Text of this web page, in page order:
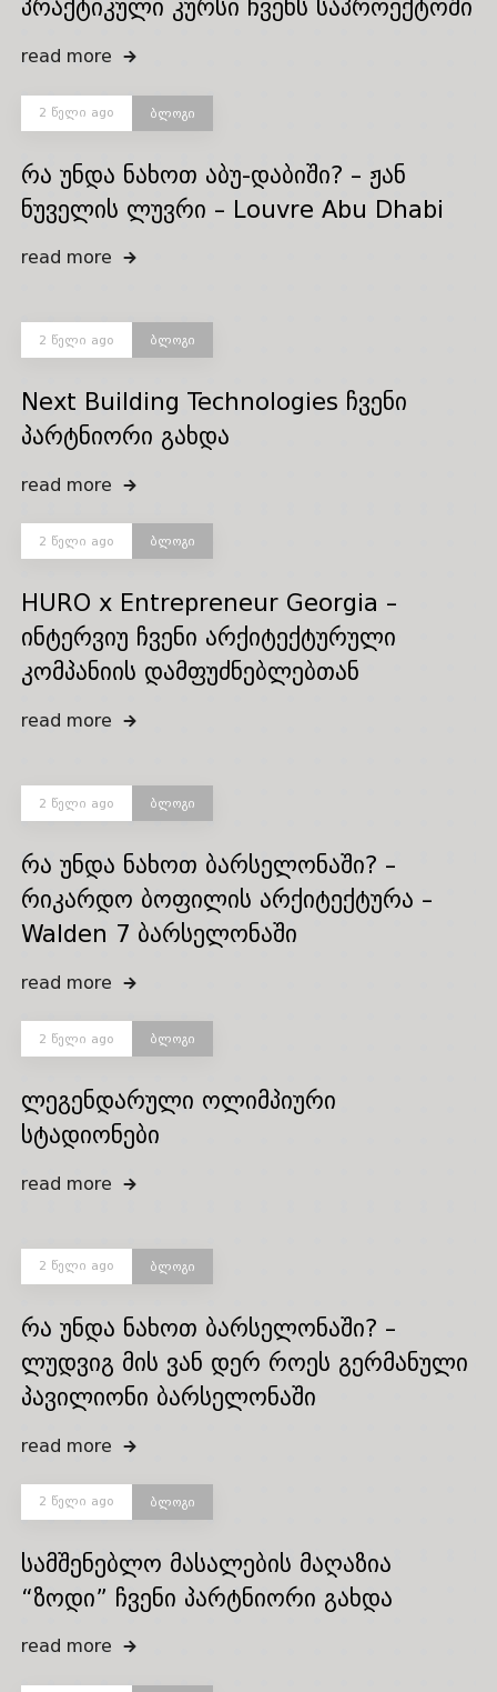
პრაქტიკული კურსი ჩვენს საპროექტოში
read more
2 წელი ago ბლოგი
რა უნდა ნახოთ აბუ-დაბიში? – ჟან
ნუველის ლუვრი – Louvre Abu Dhabi
read more
2 წელი ago ბლოგი
Next Building Technologies ჩვენი
პარტნიორი გახდა
read more
2 წელი ago ბლოგი
HURO x Entrepreneur Georgia –
ინტერვიუ ჩვენი არქიტექტურული
კომპანიის დამფუძნებლებთან
read more
2 წელი ago ბლოგი
რა უნდა ნახოთ ბარსელონაში? –
რიკარდო ბოფილის არქიტექტურა –
Walden 7 ბარსელონაში
read more
2 წელი ago ბლოგი
ლეგენდარული ოლიმპიური
სტადიონები
read more
2 წელი ago ბლოგი
რა უნდა ნახოთ ბარსელონაში? –
ლუდვიგ მის ვან დერ როეს გერმანული
პავილიონი ბარსელონაში
read more
2 წელი ago ბლოგი
სამშენებლო მასალების მაღაზია
“ზოდი” ჩვენი პარტნიორი გახდა
read more